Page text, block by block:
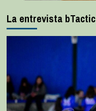
La entrevista bTactic